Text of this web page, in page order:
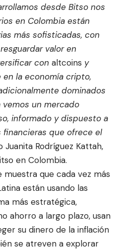
desde Bitso nos
en Colombia están
más sofisticadas, con
valor en
con altcoins y
la economía cripto,
dominados
vemos un mercado
informado y dispuesto a
financieras que ofrece el
Juanita Rodríguez Kattah,
en Colombia.
muestra que cada vez más
están usando las
más estratégica,
ahorro a largo plazo, usan
su dinero de la inflación
se atreven a explorar